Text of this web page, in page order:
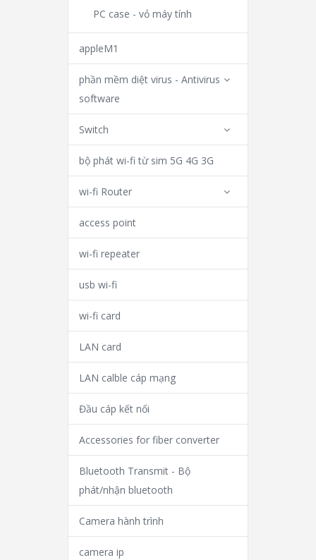
PC case - vỏ máy tính
appleM1
phần mềm diệt virus - Antivirus
software
Switch
bộ phát wi-fi từ sim 5G 4G 3G
wi-fi Router
access point
wi-fi repeater
usb wi-fi
wi-fi card
LAN card
LAN calble cáp mạng
Đầu cáp kết nối
Accessories for fiber converter
Bluetooth Transmit - Bộ
phát/nhận bluetooth
Camera hành trình
camera ip